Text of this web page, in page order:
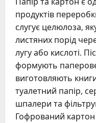
продуктів
слугує целюлоза,
листяних порід
лугу або кислоті.
формують
виготовляють
туалетний папір,
шпалери та
Гофрований